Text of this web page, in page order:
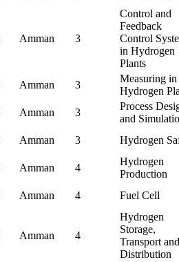
Amman 3
Control and
Feedback
Control
in Hydrogen
Plants
Amman 3
Measuring in
Hydrogen
Amman 3
Process
and
Amman 3 Hydrogen
Amman 4
Hydrogen
Production
Amman 4 Fuel Cell
Amman 4
Hydrogen
Storage,
Transport and
Distribution